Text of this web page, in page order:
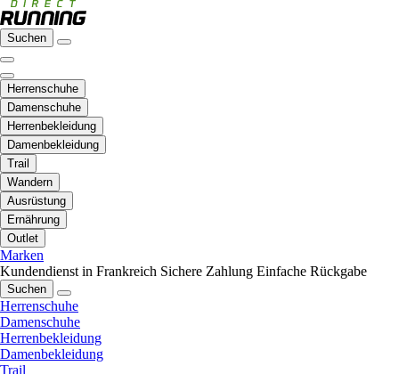
Suchen
Herrenschuhe
Damenschuhe
Herrenbekleidung
Damenbekleidung
Trail
Wandern
Ausrüstung
Ernährung
Outlet
Marken
Kundendienst in Frankreich Sichere Zahlung Einfache Rückgabe
Suchen
Herrenschuhe
Damenschuhe
Herrenbekleidung
Damenbekleidung
Trail